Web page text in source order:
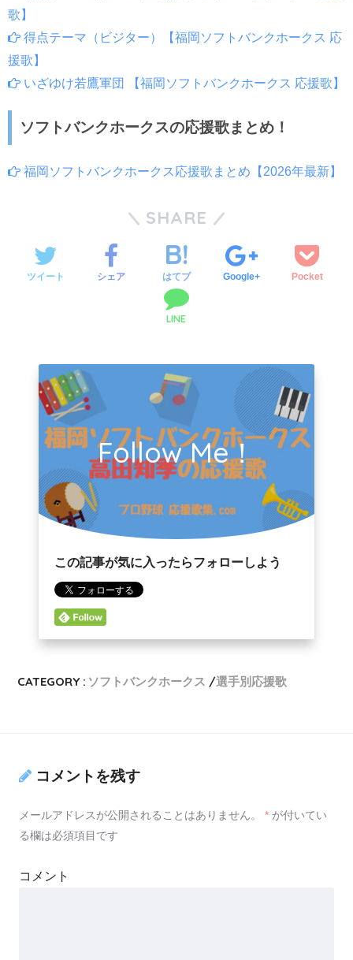
歌】
得点テーマ（ビジター）【福岡ソフトバンクホークス 応
援歌】
いざゆけ若鷹軍団 【福岡ソフトバンクホークス 応援歌】
ソフトバンクホークスの応援歌まとめ！
福岡ソフトバンクホークス応援歌まとめ【2026年最新】
SHARE
ツイート シェア はてブ Google+ Pocket
LINE
Follow Me！
この記事が気に入ったらフォローしよう
CATEGORY : ソフトバンクホークス 選手別応援歌
コメントを残す
メールアドレスが公開されることはありません。 * が付いてい
る欄は必須項目です
コメント